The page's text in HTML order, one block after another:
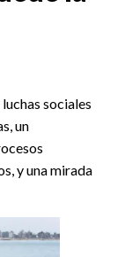
sociales
un
y una mirada